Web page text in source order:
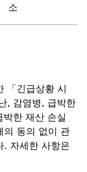
소
「긴급상황 시
, 감염병, 급박한
박한 재산 손실
의 동의 없이 관
. 자세한 사항은